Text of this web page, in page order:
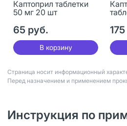
Каптоприл таблетки
50 мг 20 шт
65 руб.
В корзину
Страница носит информационный
Перед назначением и применением
Инструкция по